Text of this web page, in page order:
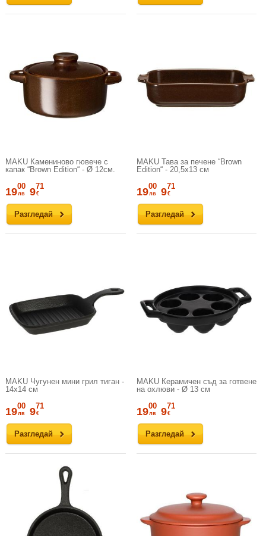
MAKU Камениновo гювече с
капак “Brown Edition“ - Ø 12см.
Разгледай
1900
лв 971
€
MAKU Тава за печене “Brown
Edition“ - 20,5х13 см
Разгледай
1900
лв 971
€
MAKU Чугунен мини грил тиган -
14х14 см
Разгледай
1900
лв 971
€
MAKU Керамичен съд за готвене
на охлюви - Ø 13 см
Разгледай
1900
лв 971
€